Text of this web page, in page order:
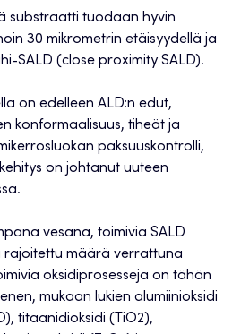
substraatti tuodaan hyvin
30 mikrometrin etäisyydellä ja
SALD (close proximity SALD).
on edelleen ALD:n edut,
konformaalisuus, tiheät ja
paksuuskontrolli,
on johtanut uuteen
vesana, toimivia SALD
rajoitettu määrä verrattuna
oksidiprosesseja on tähän
mukaan lukien alumiinioksidi
titaanidioksidi (TiO2),